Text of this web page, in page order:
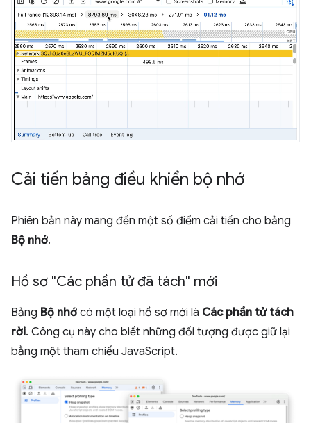
Cải tiến bảng điều khiển bộ nhớ
Phiên bản này mang đến một số điểm cải tiến cho bảng
Bộ nhớ.
Hồ sơ "Các phần tử đã tách" mới
Bảng Bộ nhớ có một loại hồ sơ mới là Các phần tử tách
rời. Công cụ này cho biết những đối tượng được giữ lại
bằng một tham chiếu JavaScript.